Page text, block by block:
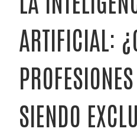
ARTIFICIAL:
SIENDO